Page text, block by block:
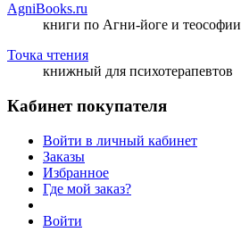
AgniBooks.ru
книги по Агни-йоге и теософии
Точка чтения
книжный для психотерапевтов
Кабинет покупателя
Войти в личный кабинет
Заказы
Избранное
Где мой заказ?
Войти